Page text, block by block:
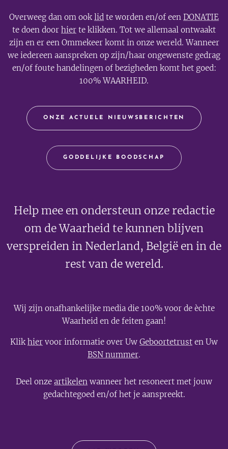
Overweeg dan om ooklid te worden en/of een DONATIE
te doen door hier te klikken. Tot we allemaal ontwaakt
zijn en er een Ommekeer komt in onze wereld. Wanneer
we iedereen aanspreken op zijn/haar ongewenste gedrag
en/of foute handelingen of bezigheden komt het goed:
100% WAARHEID.
ONZE ACTUELE NIEUWSBERICHTEN
GODDELIJKE BOODSCHAP
Help mee en ondersteun onze redactie
om de Waarheid te kunnen blijven
verspreiden in Nederland, België en in de
rest van de wereld.
Wij zijn onafhankelijke media die 100% voor de èchte
Waarheid en de feiten gaan!
Klikhier voor informatie over Uw Geboortetrust en Uw
BSN nummer.
Deel onze artikelen wanneer het resoneert met jouw
gedachtegoed en/of het je aanspreekt.